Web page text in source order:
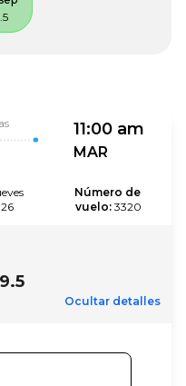
11:00 am
MAR
Número de
vuelo: 3320
Ocultar detalles